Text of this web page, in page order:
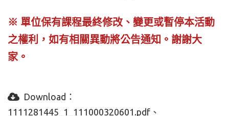
※ 單位保有課程最終修改、變更或暫停本活動
之權利，如有相關異動將公告通知。 謝謝大
家。
Download：
1111281445_1_111000320601.pdf